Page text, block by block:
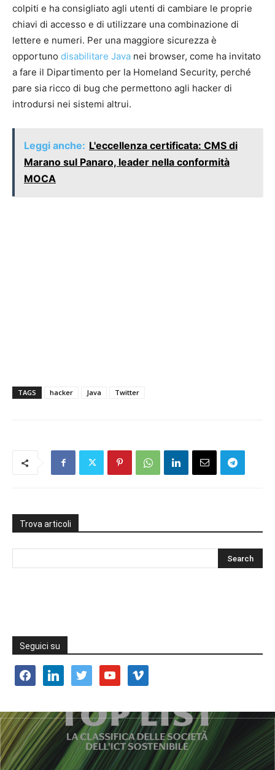
colpiti e ha consigliato agli utenti di cambiare le proprie
chiavi di accesso e di utilizzare una combinazione di
lettere e numeri. Per una maggiore sicurezza è
opportuno disabilitare Java nei browser, come ha invitato
a fare il Dipartimento per la Homeland Security, perché
pare sia ricco di bug che permettono agli hacker di
introdursi nei sistemi altrui.
Leggi anche: L'eccellenza certificata: CMS di
Marano sul Panaro, leader nella conformità
MOCA
TAGS hacker Java Twitter
Trova articoli
Seguici su
facebooklinkedin twitter youtube vimeo